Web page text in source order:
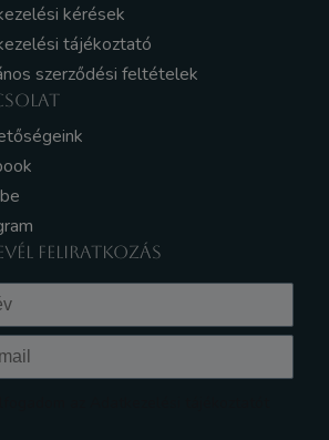
kérések
tájékoztató
szerződési feltételek
FELIRATKOZÁS